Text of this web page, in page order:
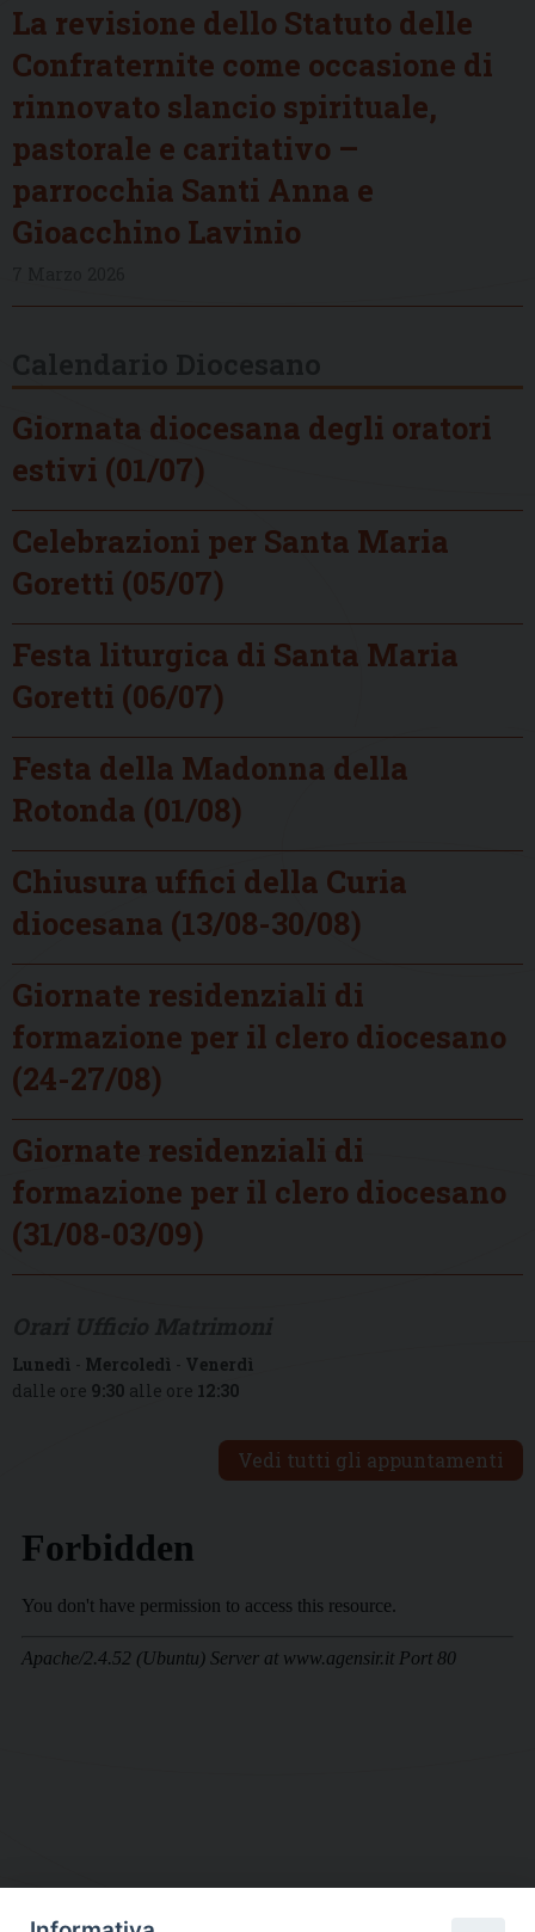
La revisione dello Statuto delle
Confraternite come occasione di
rinnovato slancio spirituale,
pastorale e caritativo –
parrocchia Santi Anna e
Gioacchino Lavinio
Giornata diocesana degli oratori
estivi (01/07)
Celebrazioni per Santa Maria
Goretti (05/07)
Festa liturgica di Santa Maria
Goretti (06/07)
Festa della Madonna della
Rotonda (01/08)
Chiusura uffici della Curia
diocesana (13/08-30/08)
Giornate residenziali di
formazione per il clero diocesano
(24-27/08)
Giornate residenziali di
formazione per il clero diocesano
(31/08-03/09)
Lunedì - Mercoledì - Venerdì
dalle ore 9:30 alle ore 12:30
Vedi tutti gli appuntamenti